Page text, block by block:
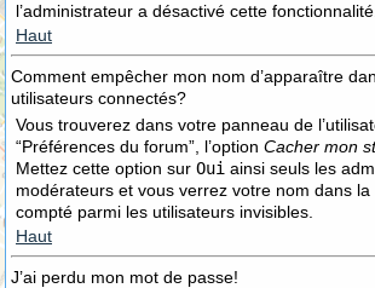
l’administrateur a désactivé cette fonctionnalité.
Haut
Comment empêcher mon nom d’apparaître
utilisateurs connectés?
Vous trouverez dans votre panneau de
“Préférences du forum”, l’option Cacher mon
Mettez cette option sur Oui ainsi seuls les
modérateurs et vous verrez votre nom dans la
compté parmi les utilisateurs invisibles.
Haut
J’ai perdu mon mot de passe!